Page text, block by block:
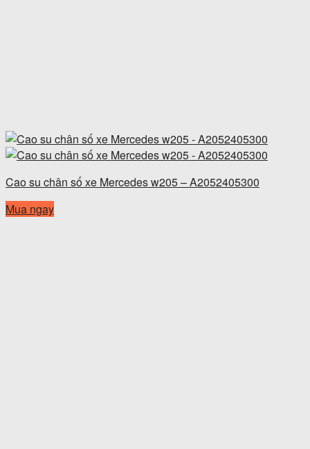
Cao su chân số xe Mercedes w205 – A2052405300
Mua ngay